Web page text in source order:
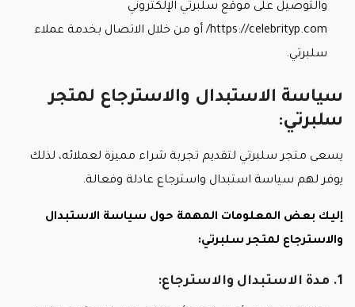
والتوصيل على موقع سلبرتي الإلكتروني
https://celebrityp.com/ أو من خلال الاتصال بخدمة عملاء
سلبرتي.
سياسة الاستبدال والاسترجاع لمتجر
سلبرتي:
يسعى متجر سلبرتي لتقديم تجربة شراء مميزة لعملائه، لذلك
يوفر لهم سياسة استبدال واسترجاع عادلة وفعالة.
إليك بعض المعلومات المهمة حول سياسة الاستبدال
والاسترجاع لمتجر سلبرتي:
1. مدة الاستبدال والاسترجاع: